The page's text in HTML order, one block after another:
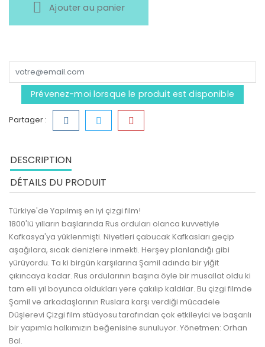
Ajouter au panier
Prévenez-moi lorsque le produit est disponible
Partager :
DESCRIPTION
DÉTAILS DU PRODUIT
Türkiye'de Yapılmış en iyi çizgi film!
1800'lü yılların başlarında Rus orduları olanca kuvvetiyle
Kafkasya'ya yüklenmişti. Niyetleri çabucak Kafkasları geçip
aşağılara, sıcak denizlere inmekti. Herşey planlandığı gibi
yürüyordu. Ta ki birgün karşılarına Şamil adında bir yiğit
çıkıncaya kadar. Rus ordularının başına öyle bir musallat oldu ki
tam elli yıl boyunca oldukları yere çakılıp kaldılar. Bu çizgi filmde
Şamil ve arkadaşlarının Ruslara karşı verdiği mücadele
Düşlerevi Çizgi film stüdyosu tarafından çok etkileyici ve başarılı
bir yapımla halkımızın beğenisine sunuluyor. Yönetmen: Orhan
Bal.